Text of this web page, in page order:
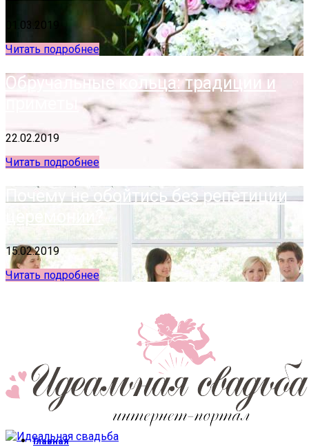
01.03.2019
Читать подробнее
Обручальные кольца: традиции и
приметы
22.02.2019
Читать подробнее
Почему не обойтись без репетиции
церемонии?
15.02.2019
Читать подробнее
Главная